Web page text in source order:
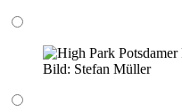
Bild: Stefan Müller